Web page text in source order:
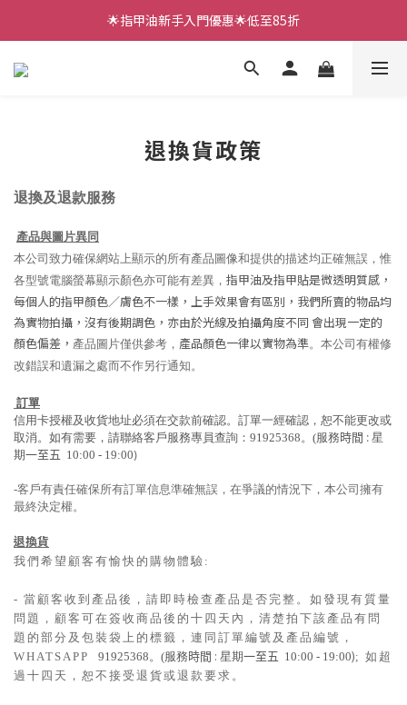
🌟指甲油新手入門優惠🌟低至85折
🌟指甲油新手入門優惠🌟低至85折
低至88折✨LUNACACA新手套裝 (燈機、面油、三款甲貼）
退換貨政策
退換及退款服務
產品與圖片異同
本公司致力確保網站上顯示的所有產品圖像和提供的描述均正確無誤，惟
各型號電腦螢幕顯示顏色亦可能有差異， 指甲油及指甲貼是微透明質感，
每個人的指甲顏色／膚色不一樣，上手效果會有區別，我們所賣的物品均
為實物拍攝，沒有後期調色，亦由於光線及拍攝角度不同 會出現一定的
顏色偏差， 產品圖片僅供參考， 產品顏色一律以實物為準。本公司有權修
改錯誤和遺漏之處而不作另行通知。
訂單
信用卡授權及收貨地址必須在交款前確認。訂單一經確認，恕不能更改或
取消。如有需要，請聯絡客戶服務專員查詢：91925368。 (服務 時間 : 星
期一至五 10:00 - 19:00)
-客戶有責任確保所有訂單信息準確無誤，在爭議的情況下，本公司擁有
最終決定權。
退換貨
我們希望顧客有愉快的購物體驗:
- 當顧客收到產品後，請即時檢查產品是否完整。如發現有質量
問題，顧客可在簽收商品後的十四天內，清楚拍下該產品有問
題的部分及包裝袋上的標籤，連同訂單編號及產品編號，
WHATSAPP 91925368。 (服務 時間 : 星期一至五 10:00 - 19:00); 如超
過十四天，恕不接受退貨或退款要求。